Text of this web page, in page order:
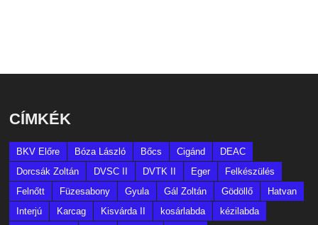
CÍMKÉK
BKV Előre Bóza László Bőcs Cigánd
DEAC
Dorcsák Zoltán
DVSC II DVTK II Eger
Felkészülés
Felnőtt
Füzesabony Gyula Gál Zoltán Gödöllő
Hatvan
Interjú
Karcag Kisvárda II kosárlabda
kézilabda